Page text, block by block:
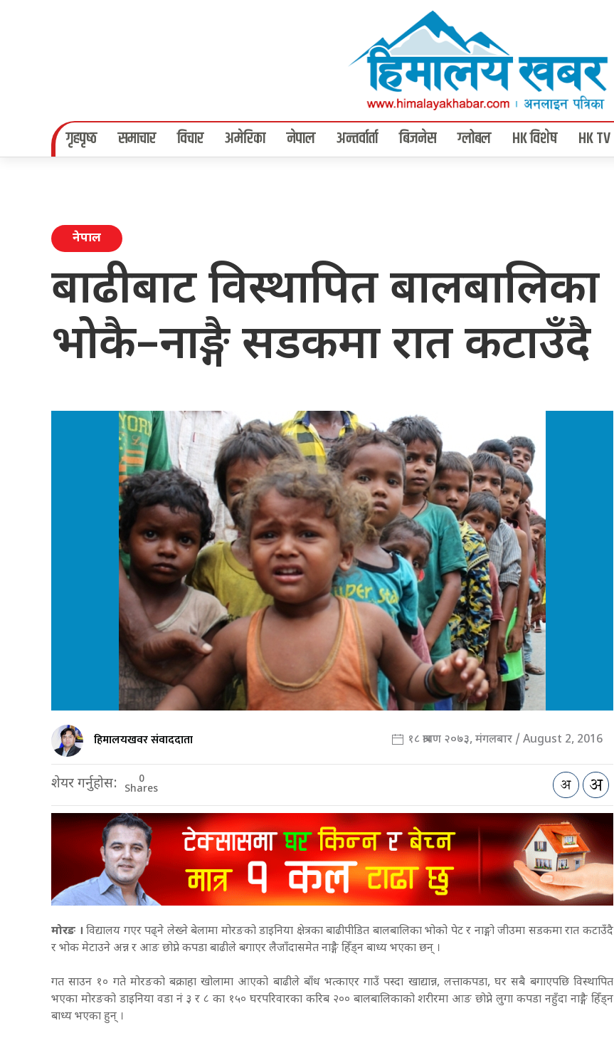
गृहपृष्‍ठ समाचार विचार अमेरिका नेपाल अन्तर्वार्ता बिजनेस ग्लोबल HK विशेष HK TV
नेपाल
बाढीबाट विस्थापित बालबालिका
भोकै–नाङ्गै सडकमा रात कटाउँदै
हिमालयखवर संवाददाता १८ श्रावण २०७३, मंगलबार / August 2, 2016
शेयर गर्नुहोस: 0
Shares
मोरङ । विद्यालय गएर पढ्ने लेख्ने बेलामा मोरङको डाइनिया क्षेत्रका बाढीपीडित बालबालिका भोको पेट र नाङ्गो जीउमा सडकमा रात कटाउँदै
र भोक मेटाउने अन्न र आङ छोप्ने कपडा बाढीले बगाएर लैजाँदासमेत नाङ्गै हिँड्न बाध्य भएका छन् ।
गत साउन १० गते मोरङको बक्राहा खोलामा आएको बाढीले बाँध भत्काएर गाउँ पस्दा खाद्यान्न, लत्ताकपडा, घर सबै बगाएपछि विस्थापित
भएका मोरङको डाइनिया वडा नं ३ र ८ का १५० घरपरिवारका करिब २०० बालबालिकाको शरीरमा आङ छोप्ने लुगा कपडा नहुँदा नाङ्गै हिँड्न
बाध्य भएका हुन् ।